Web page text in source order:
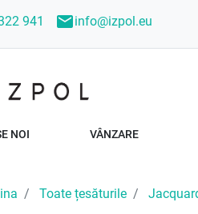
941 mailinfo@izpol.eu
NOI VÂNZARE
Toate țesăturile